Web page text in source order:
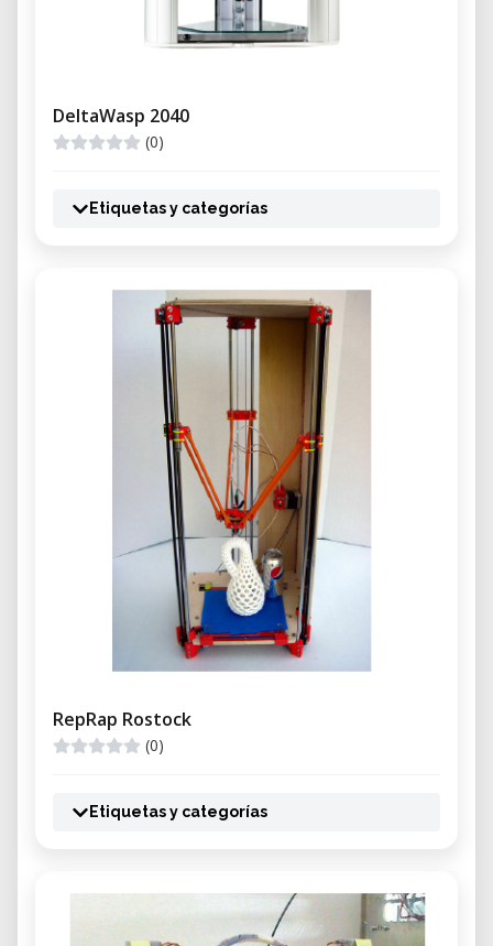
DeltaWasp 2040
(0)
Etiquetas y categorías
RepRap Rostock
(0)
Etiquetas y categorías